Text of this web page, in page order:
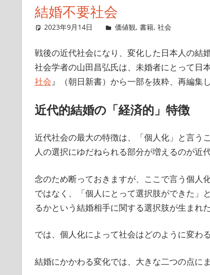
結婚不要社会
2023年9月14日 singlelife65
価値観, 書籍, 社会
戦後の近代社会になり、変化した日本人の結
社会学者の山田昌弘氏は、未婚者にとって日
社会』（朝日新書）から一部を抜粋、再編集
近代的結婚の「経済的」特徴
近代社会の最大の特徴は、「個人化」と言う
人の選択にゆだねられる部分が増えるのが近
念のため断っておきますが、ここで言う個人
ではなく、「個人にとって選択肢ができた」
るかという結婚相手に関する選択肢が生まれ
では、個人化によって社会はどのように変わ
結婚にかかわる変化では、大きな二つの点に